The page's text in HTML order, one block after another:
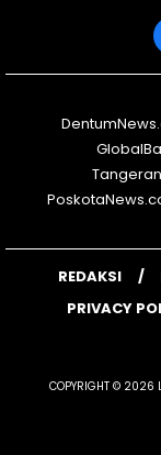
REDAKSI
PRIVACY
COPYRIGHT © 2026